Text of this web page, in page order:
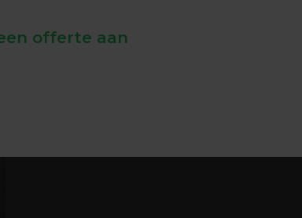
offerte aan